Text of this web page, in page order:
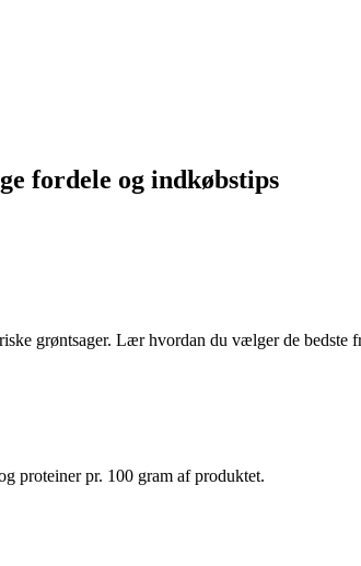
fordele og indkøbstips
grøntsager. Lær hvordan du vælger de bedste
proteiner pr. 100 gram af produktet.